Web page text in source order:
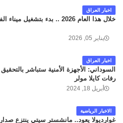
كان سبب الحادث يعود لتصادم عجلته مع
تابعة لشركة الهلال الماسكة لإعمار مطار
سائلين الله عز وجل ان يتغمد الفقيد بواسع
اخبار العراق
خلال هذا العام 2026 .. بدء بتشغيل ميناء الفاو الكبير .
يناير 05, 2026
اخبار العراق
السوداني: الأجهزة الأمنية ستباشر
رفات كايلا مولر
أبريل 18, 2024
الاخبار الرياضية
غوارديولا يعود.. مانشستر سيتي ينتزع